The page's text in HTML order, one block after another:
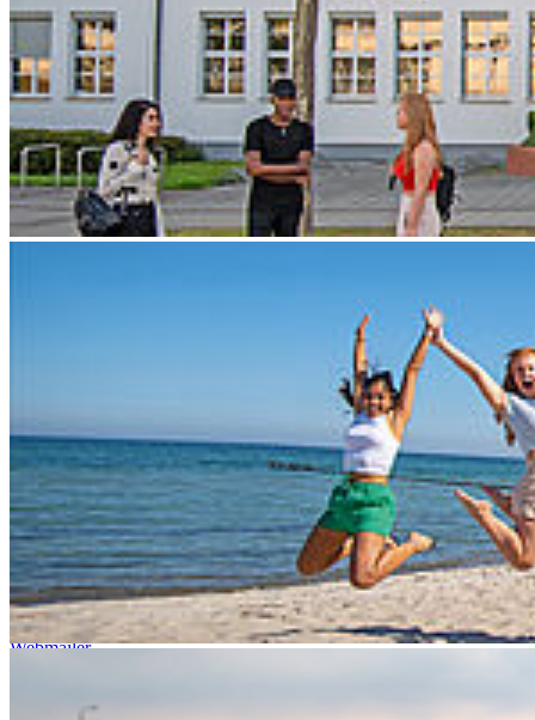
Hochschule Stralsund
Zur Schwedenschanze 15
18435 Stralsund
Telefonzentrale: +49 3831 455
Zentrale Fax-Nummer: +49 3831 456 680
Allgemeine Studienberatung
Login
Dienstleistungsportal "e-HOST"
Studien- und Prüfungsportal (SuP)
B-ite
Webmailer